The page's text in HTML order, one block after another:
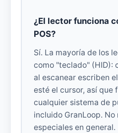
¿El lector funciona
POS?
Sí. La mayoría de los
como "teclado" (HID):
al escanear escriben
esté el cursor, así que
cualquier sistema de
incluido GranLoop.
especiales en general.